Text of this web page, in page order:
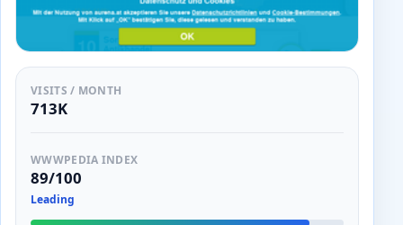
VISITS / MONTH
713K
WWWPEDIA INDEX
89/100
Leading